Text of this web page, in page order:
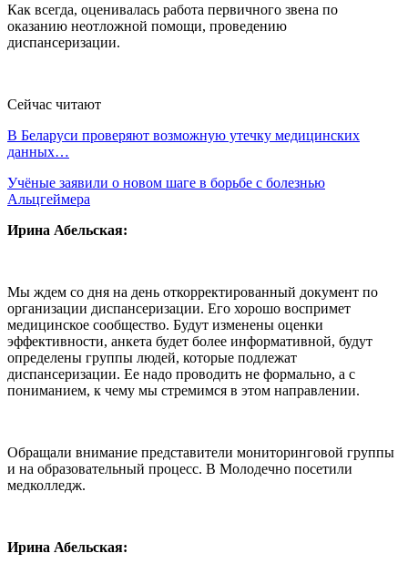
Как всегда, оценивалась работа первичного звена по
оказанию неотложной помощи, проведению
диспансеризации.
Сейчас читают
В Беларуси проверяют возможную утечку медицинских
данных…
Учёные заявили о новом шаге в борьбе с болезнью
Альцгеймера
Ирина Абельская:
Мы ждем со дня на день откорректированный документ по
организации диспансеризации. Его хорошо воспримет
медицинское сообщество. Будут изменены оценки
эффективности, анкета будет более информативной, будут
определены группы людей, которые подлежат
диспансеризации. Ее надо проводить не формально, а с
пониманием, к чему мы стремимся в этом направлении.
Обращали внимание представители мониторинговой группы
и на образовательный процесс. В Молодечно посетили
медколледж.
Ирина Абельская: